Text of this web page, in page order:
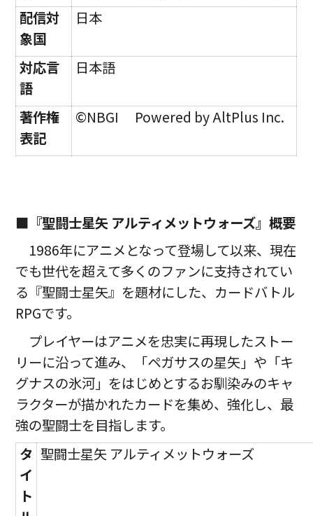
配信対
象国
日本
対応言
語
日本語
著作権
表記
©NBGI Powered by AltPlus Inc.
■『聖闘士星矢 アルティメットウォーズ』概要
1986年にアニメとなって登場して以来、現在
でも世代を超えて多くのファンに支持されてい
る『聖闘士星矢』を題材にした、カードバトル
RPGです。
プレイヤーはアニメを忠実に再現したストー
リーに沿って進み、「ペガサスの星矢」や「キ
グナスの氷河」をはじめとするお馴染みのキャ
ラクターが描かれたカードを集め、強化し、最
強の聖闘士を目指します。
タ
イ
ト
聖闘士星矢 アルティメットウォーズ